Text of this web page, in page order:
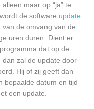
maar op “ja” te
de software update
van de omvang van de
uren duren. Dient er
dat op de
zal de update door
Hij of zij geeft dan
bepaalde datum en tijd
een update.